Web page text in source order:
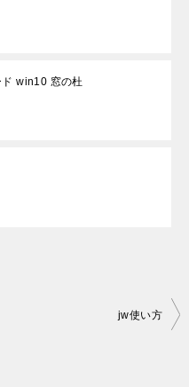
win10 窓の杜
jw使い方